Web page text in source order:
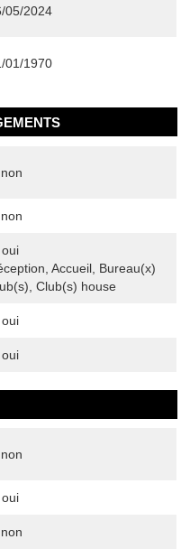
05/2024
01/1970
oui
Accueil, Bureau(x)
Club(s) house
oui
oui
oui